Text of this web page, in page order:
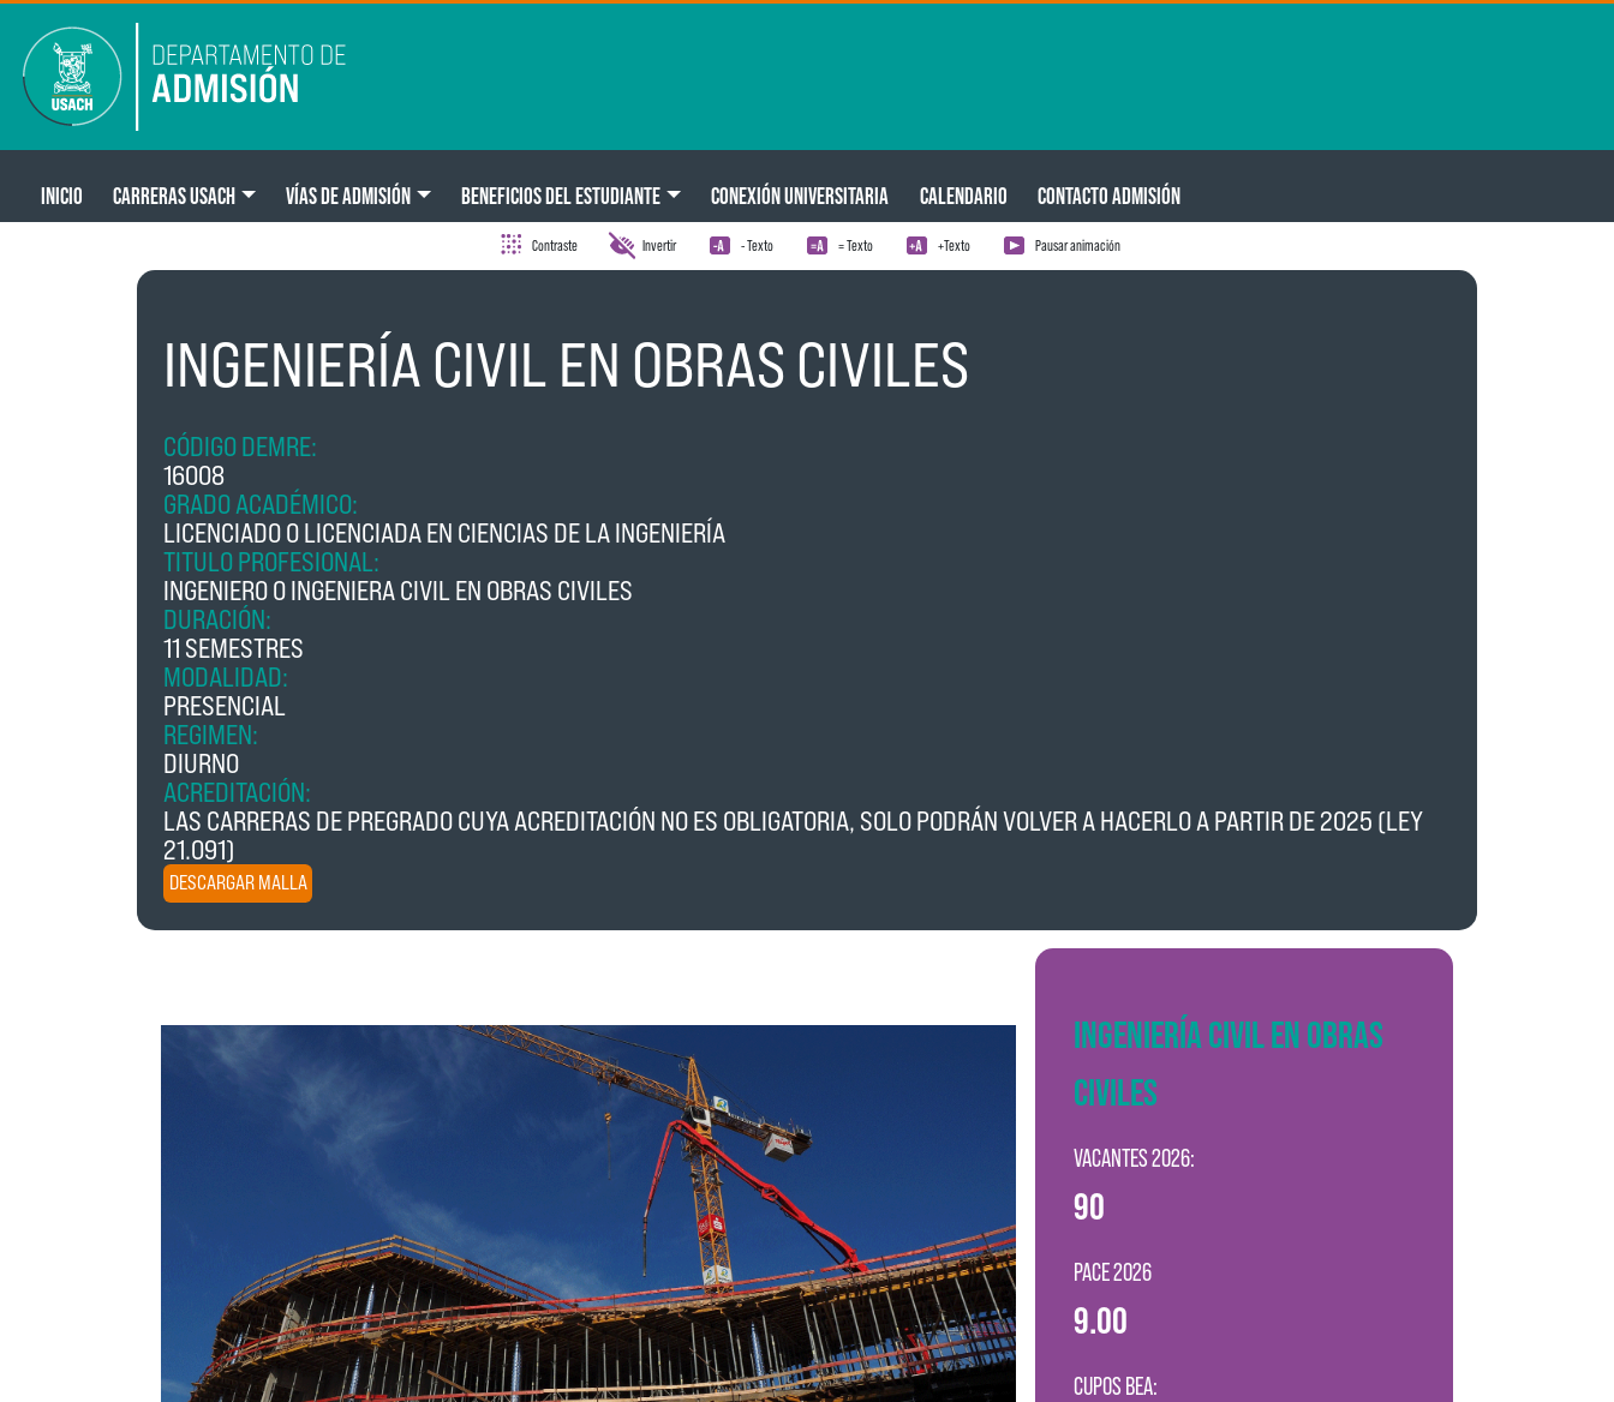
Main navigation
INICIO CARRERAS USACH VÍAS DE ADMISIÓN BENEFICIOS DEL ESTUDIANTE CONEXIÓN UNIVERSITARIA CALENDARIO CONTACTO ADMISIÓN
Contraste Invertir - Texto = Texto +Texto Pausar animación
INGENIERÍA CIVIL EN OBRAS CIVILES
CÓDIGO DEMRE:
16008
GRADO ACADÉMICO:
LICENCIADO O LICENCIADA EN CIENCIAS DE LA INGENIERÍA
TITULO PROFESIONAL:
INGENIERO O INGENIERA CIVIL EN OBRAS CIVILES
DURACIÓN:
11 SEMESTRES
MODALIDAD:
PRESENCIAL
REGIMEN:
DIURNO
ACREDITACIÓN:
LAS CARRERAS DE PREGRADO CUYA ACREDITACIÓN NO ES OBLIGATORIA, SOLO PODRÁN VOLVER A HACERLO A PARTIR DE 2025 (LEY
21.091)
DESCARGAR MALLA
INGENIERÍA CIVIL EN OBRAS
CIVILES
VACANTES 2026:
90
PACE 2026
9.00
CUPOS BEA: